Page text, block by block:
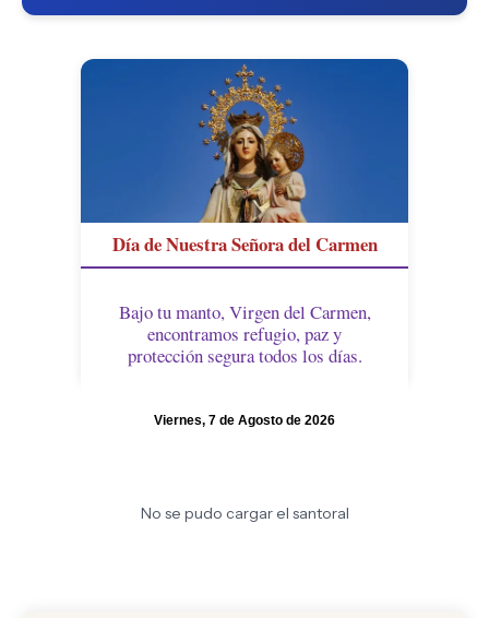
Día de Nuestra Señora del Carmen
Bajo tu manto, Virgen del Carmen,
encontramos refugio, paz y
protección segura todos los días.
Viernes, 7 de Agosto de 2026
No se pudo cargar el santoral